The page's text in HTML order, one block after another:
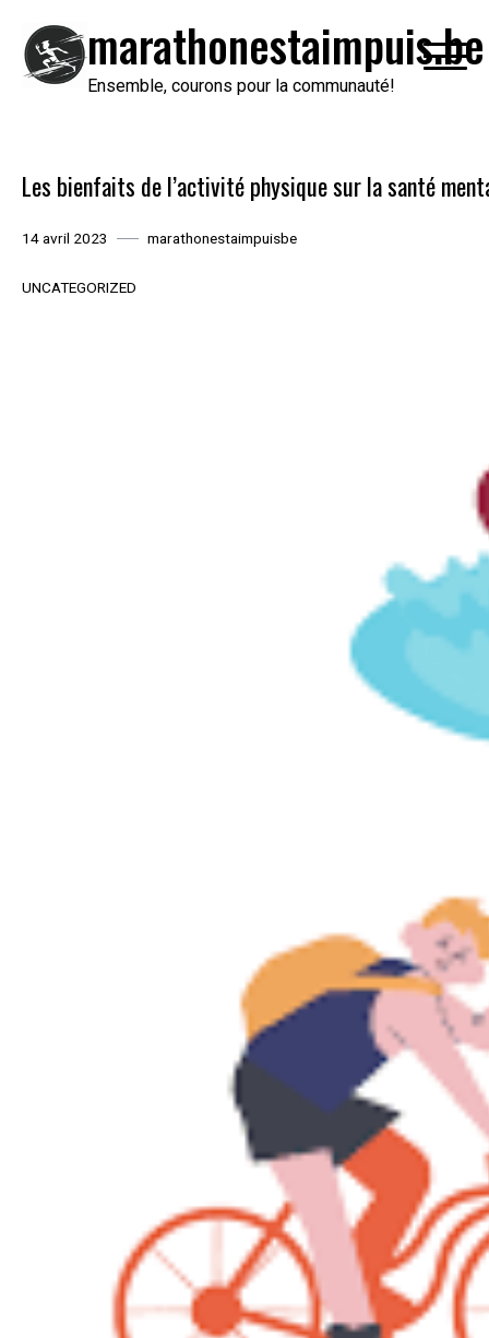
contenu
marathonestaimpuis.be
Ensemble, courons pour la communauté!
Les bienfaits de l’activité physique sur la santé
14 avril 2023 marathonestaimpuisbe
UNCATEGORIZED